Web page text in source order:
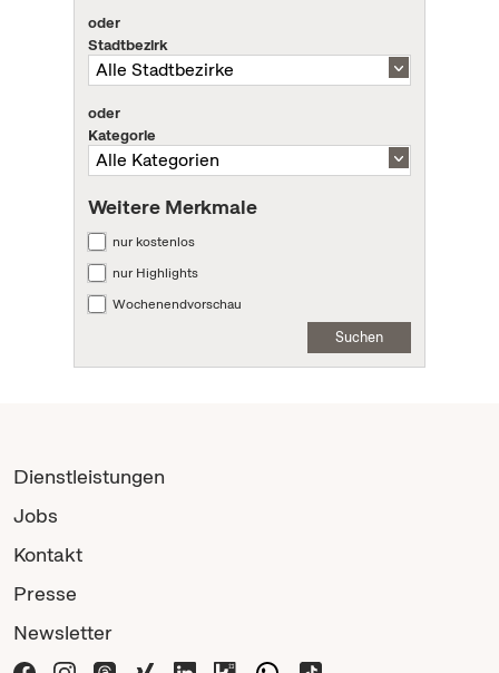
oder
Stadtbezirk
oder
Kategorie
Weitere Merkmale
nur kostenlos
nur Highlights
Wochenendvorschau
Suchen
Dienstleistungen
Jobs
Kontakt
Presse
Newsletter